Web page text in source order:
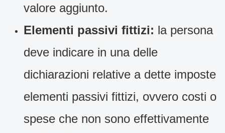
valore aggiunto.
Elementi passivi fittizi: la persona
deve indicare in una delle
dichiarazioni relative a dette imposte
elementi passivi fittizi, ovvero costi o
spese che non sono effettivamente